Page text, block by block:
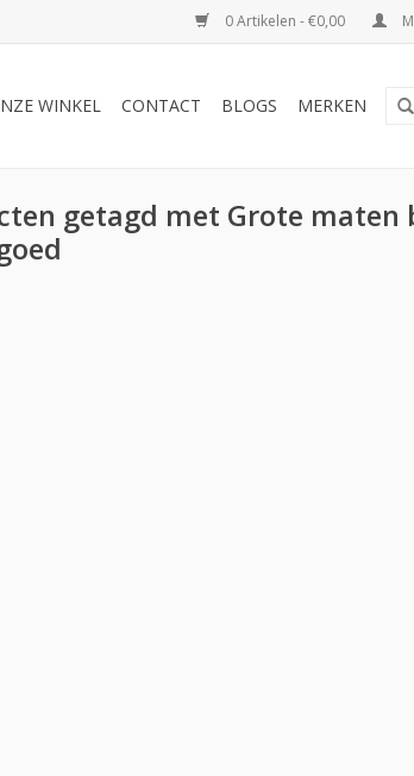
0 Artikelen - €0,00
WINKEL CONTACT BLOGS MERKEN
getagd met Grote maten